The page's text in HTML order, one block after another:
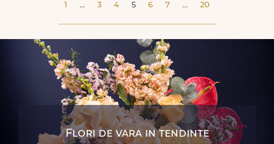
1 ... 3 4 5 6 7 ... 20
Flori de vara in tendinte